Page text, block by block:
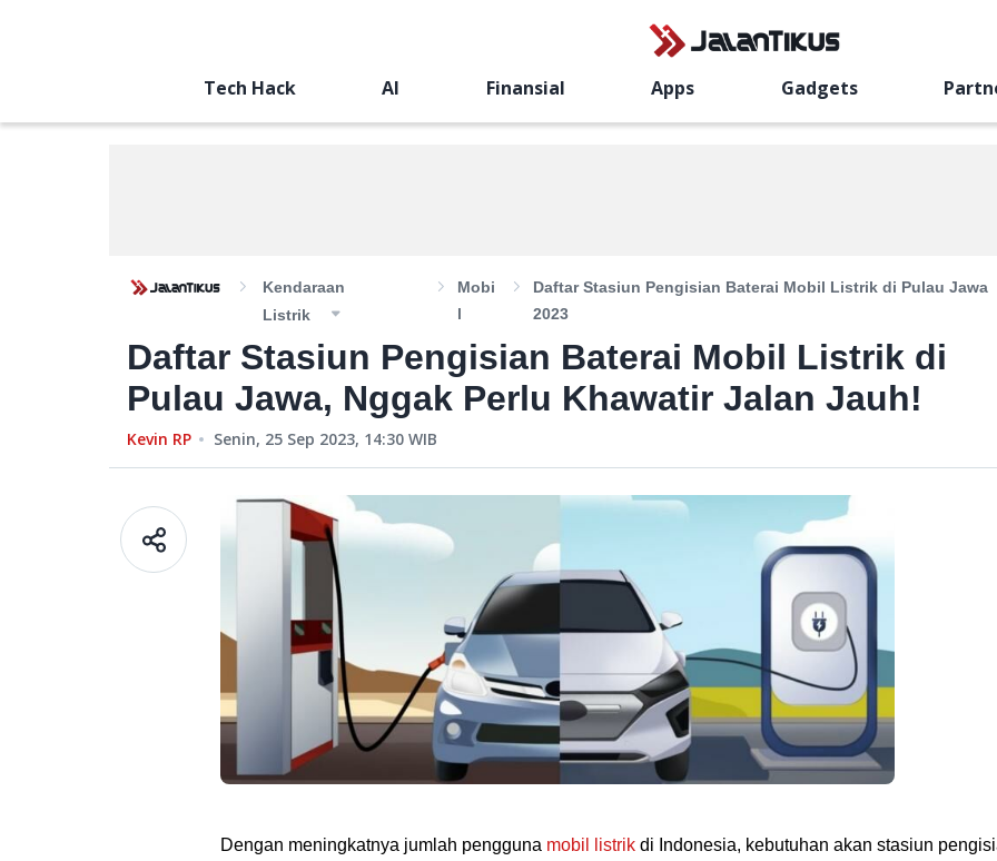
Tech Hack AI Finansial Apps Gadgets
Kendaraan
Listrik
Mobi
L
Daftar Stasiun Pengisian Baterai Mobil Listrik di Pulau Jawa
2023
Daftar Stasiun Pengisian Baterai Mobil Listrik di
Pulau Jawa, Nggak Perlu Khawatir Jalan Jauh!
Kevin RP Senin, 25 Sep 2023, 14:30 WIB
Dengan meningkatnya jumlah pengguna mobil listrik di Indonesia, kebutuhan akan stasiun